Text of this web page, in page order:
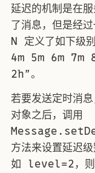
延迟的机制是在
了消息，但是经
N 定义了如下
4m 5m 6m 7m
2h”。
若要发送定时消
对象之后，调用
方法来设置延迟
如 level=2，则